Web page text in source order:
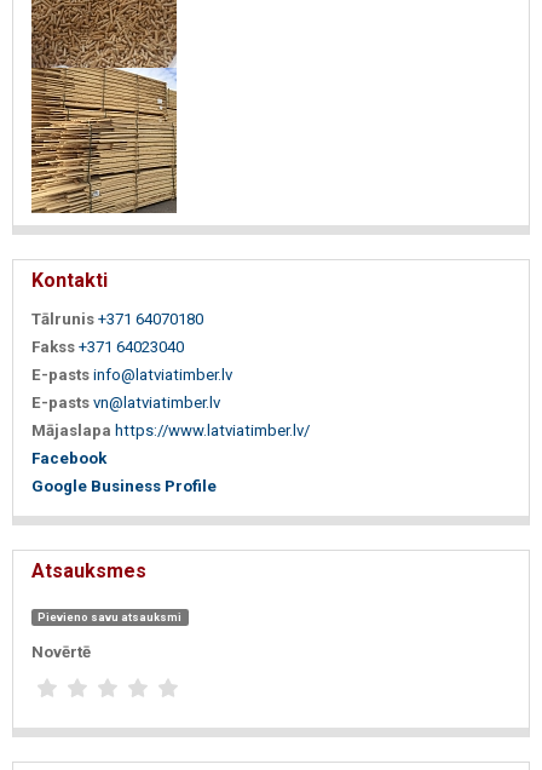
Kontakti
Tālrunis +371 64070180
Fakss +371 64023040
E-pasts info@latviatimber.lv
E-pasts vn@latviatimber.lv
Mājaslapa https://www.latviatimber.lv/
Facebook
Google Business Profile
Atsauksmes
Pievieno savu atsauksmi
Novērtē